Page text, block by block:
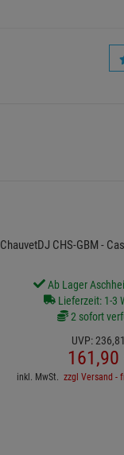
ChauvetDJ CHS-GBM -
Ab Lager
Lieferzeit: 1-3
2 sofort
UVP:236,81
161,90
inkl. MwSt. zzgl Versand -